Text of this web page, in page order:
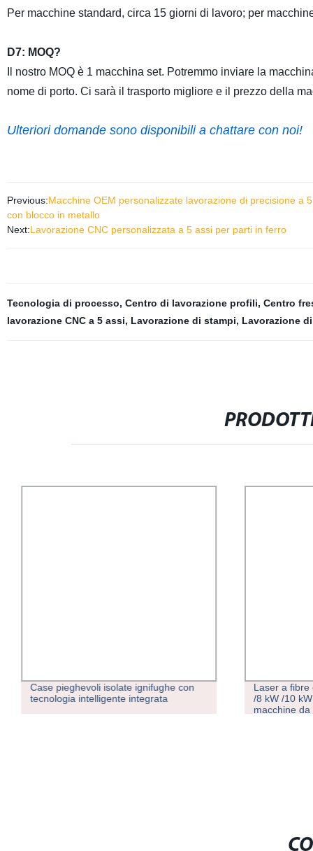
Per macchine standard, circa 15 giorni di lavoro; per
D7: MOQ?
Il nostro MOQ è 1 macchina set. Potremmo inviare la
nome di porto. Ci sarà il trasporto migliore e il prezzo della
Ulteriori domande sono disponibili a chattare con noi!
Previous:Macchine OEM personalizzate lavorazione di precisione a
con blocco in metallo
Next:Lavorazione CNC personalizzata a 5 assi per parti in ferro
Tecnologia di processo, Centro di lavorazione profili, Centro
lavorazione CNC a 5 assi, Lavorazione di stampi, Lavorazione
Case pieghevoli isolate ignifughe con
tecnologia intelligente integrata
Laser a fibre
/8 kW /10
macchine